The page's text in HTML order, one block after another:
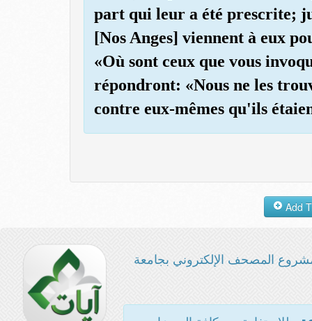
part qui leur a été prescrite;
[Nos Anges] viennent à eux
«Où sont ceux que vous
répondront: «Nous ne les
contre eux-mêmes qu'ils
المصحف الإلكتروني بجامعة